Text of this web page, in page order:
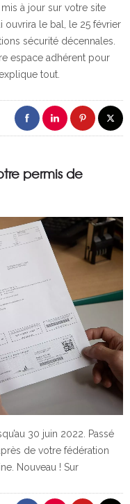
à jour sur votre site
ouvrira le bal, le 25 février
sécurité décennales.
espace adhérent pour
tout.
permis de
30 juin 2022. Passé
de votre fédération
Nouveau ! Sur